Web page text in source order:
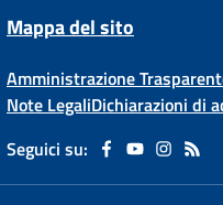
Mappa del sito
Amministrazione
Note LegaliDichiarazioni di
Seguici su: